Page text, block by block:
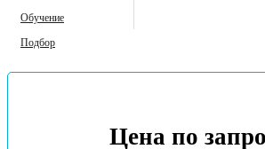
Обучение
Подбор
Цена по